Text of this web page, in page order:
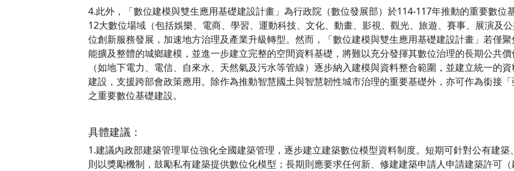
4.此外，「數位建模與雙生應用基礎建設計畫」為行政院（數位發展部）於114-117年推動的重要數位
12大數位場域（包括娛樂、電商、學習、運動科技、文化、動畫、影視、觀光、旅遊、賽事、展演及
位創新服務發展，加速地方治理及產業升級轉型。然而，「數位建模與雙生應用基礎建設計畫」若僅
能擴及整體的城鄉建模，並進一步建立完整的空間資料基礎，將難以充分發揮其數位治理的長期公共
（如地下電力、電信、自來水、天然氣及污水等管線）逐步納入建模與資料整合範圍，並建立統一的
建設，支援跨部會政策應用。除作為推動智慧國土與智慧韌性城市治理的重要基礎外，亦可作為銜接
之重要數位基礎建設。
具體建議：
1.建議內政部建築管理單位強化全國建築管理，逐步建立建築數位模型資料制度。短期可針對公有建
則以獎勵機制，鼓勵私有建築提供數位化模型；長期則應要求任何新、修建建築申請人申請建築許可